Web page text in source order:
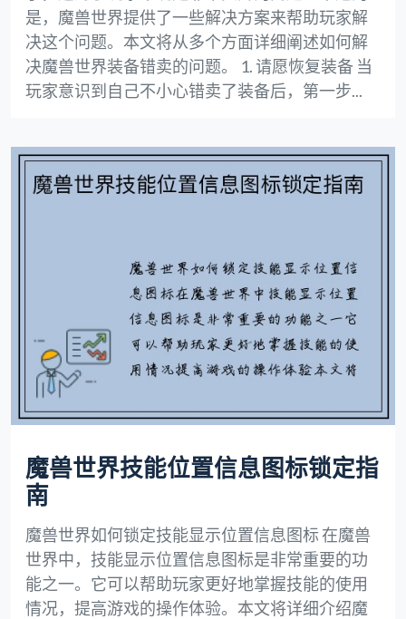
是，魔兽世界提供了一些解决方案来帮助玩家解
决这个问题。本文将从多个方面详细阐述如何解
决魔兽世界装备错卖的问题。 1. 请愿恢复装备 当
玩家意识到自己不小心错卖了装备后，第一步...
魔兽世界技能位置信息图标锁定指
南
魔兽世界如何锁定技能显示位置信息图标 在魔兽
世界中，技能显示位置信息图标是非常重要的功
能之一。它可以帮助玩家更好地掌握技能的使用
情况，提高游戏的操作体验。本文将详细介绍魔